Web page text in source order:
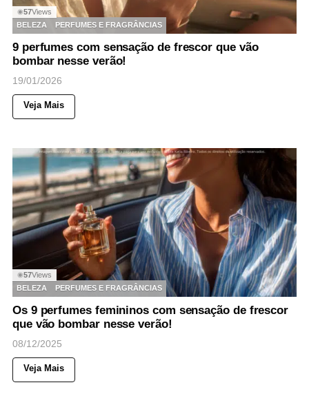
◉57Views
BELEZA
PERFUMES E FRAGRÂNCIAS
9 perfumes com sensação de frescor que vão
bombar nesse verão!
19/01/2026
Veja Mais
◉57Views
BELEZA
PERFUMES E FRAGRÂNCIAS
Os 9 perfumes femininos com sensação de frescor
que vão bombar nesse verão!
08/12/2025
Veja Mais